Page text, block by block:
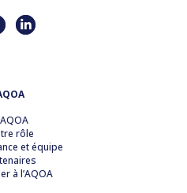
rôle
et équipe
à l’AQOA